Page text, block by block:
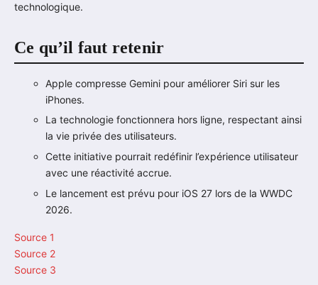
technologique.
Ce qu’il faut retenir
Apple compresse Gemini pour améliorer Siri sur les
iPhones.
La technologie fonctionnera hors ligne, respectant ainsi
la vie privée des utilisateurs.
Cette initiative pourrait redéfinir l’expérience utilisateur
avec une réactivité accrue.
Le lancement est prévu pour iOS 27 lors de la WWDC
2026.
Source 1
Source 2
Source 3